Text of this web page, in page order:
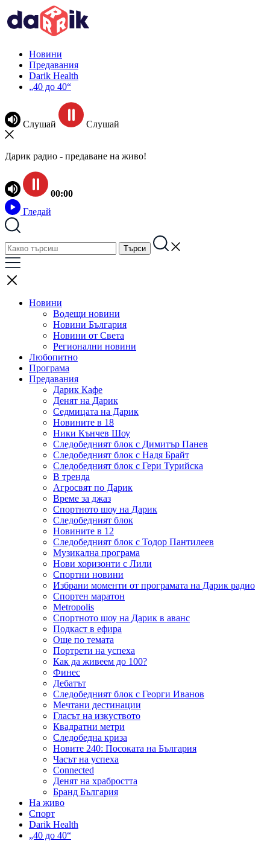
Новини
Предавания
Darik Health
„40 до 40“
Слушай Слушай
Дарик радио - предаване на живо!
00:00
Гледай
Новини
Водещи новини
Новини България
Новини от Света
Регионални новини
Любопитно
Програма
Предавания
Дарик Кафе
Денят на Дарик
Седмицата на Дарик
Новините в 18
Ники Кънчев Шоу
Следобедният блок с Димитър Панев
Следобедният блок с Надя Брайт
Следобедният блок с Гери Турийска
В тренда
Агросвят по Дарик
Време за джаз
Спортното шоу на Дарик
Следобедният блок
Новините в 12
Следобедният блок с Тодор Пантилеев
Музикална програма
Нови хоризонти с Лили
Спортни новини
Избрани моменти от програмата на Дарик радио
Спортен маратон
Metropolis
Спортното шоу на Дарик в аванс
Подкаст в ефира
Още по темата
Портрети на успеха
Как да живеем до 100?
Финес
Дебатът
Следобедният блок с Георги Иванов
Мечтани дестинации
Гласът на изкуството
Квадратни метри
Следобедна криза
Новите 240: Посоката на България
Часът на успеха
Connected
Денят на храбростта
Бранд България
На живо
Спорт
Darik Health
„40 до 40“